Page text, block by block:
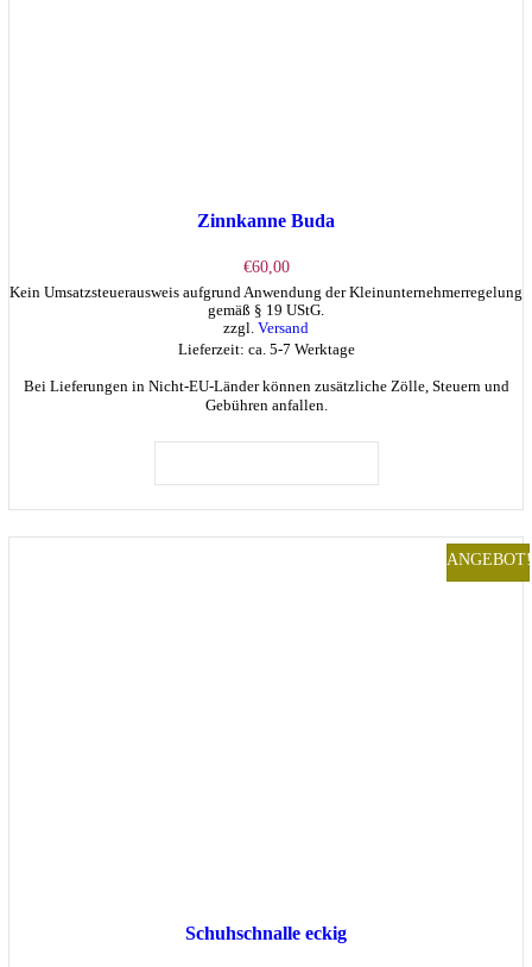
Zinnkanne Buda
€60,00
Kein Umsatzsteuerausweis aufgrund Anwendung der Kleinunternehmerregelung
gemäß § 19 UStG.
zzgl. Versand
Lieferzeit: ca. 5-7 Werktage
Bei Lieferungen in Nicht-EU-Länder können zusätzliche Zölle, Steuern und
Gebühren anfallen.
ANGEBOT!
Schuhschnalle eckig